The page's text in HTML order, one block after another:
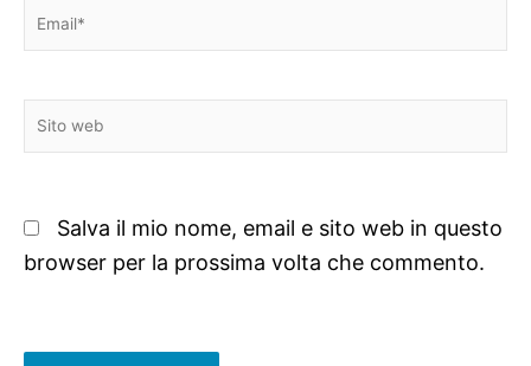
Email*
Sito
web
Salva il mio nome, email e sito web in questo
browser per la prossima volta che commento.